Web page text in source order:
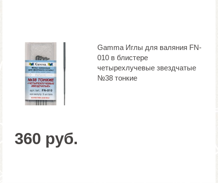
Gamma Иглы для валяния FN-
010 в блистере
четырехлучевые звездчатые
№38 тонкие
360 руб.